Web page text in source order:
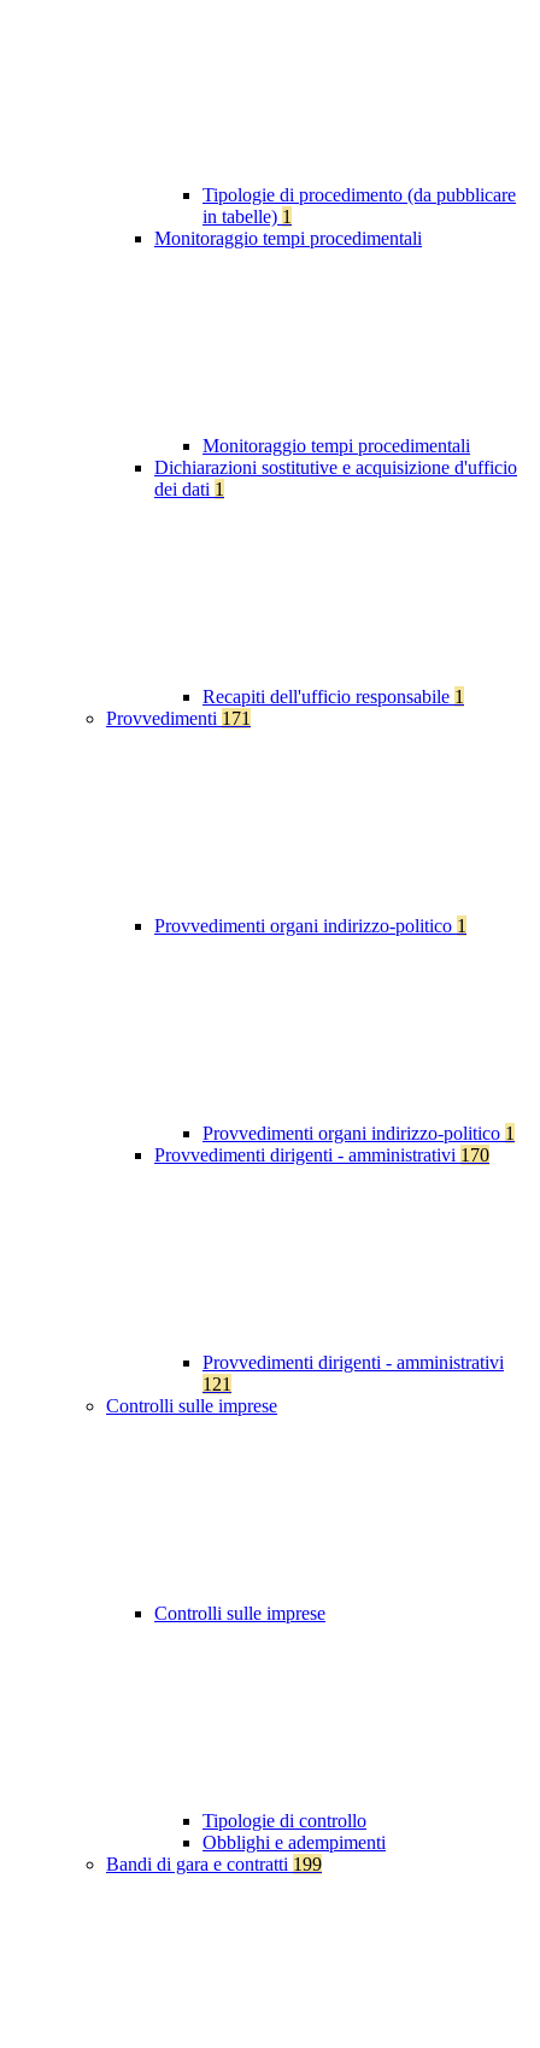
Tipologie di procedimento (da pubblicare
in tabelle) 1
Monitoraggio tempi procedimentali
Monitoraggio tempi procedimentali
Dichiarazioni sostitutive e acquisizione d'ufficio
dei dati 1
Recapiti dell'ufficio responsabile 1
Provvedimenti 171
Provvedimenti organi indirizzo-politico 1
Provvedimenti organi indirizzo-politico 1
Provvedimenti dirigenti - amministrativi 170
Provvedimenti dirigenti - amministrativi
121
Controlli sulle imprese
Controlli sulle imprese
Tipologie di controllo
Obblighi e adempimenti
Bandi di gara e contratti 199